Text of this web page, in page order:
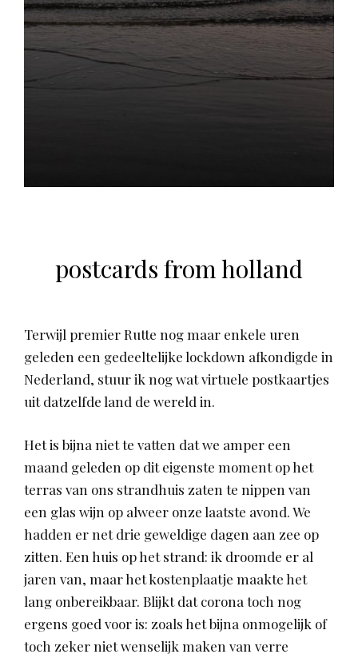
postcards from holland
Terwijl premier Rutte nog maar enkele uren
geleden een gedeeltelijke lockdown afkondigde in
Nederland, stuur ik nog wat virtuele postkaartjes
uit datzelfde land de wereld in.
Het is bijna niet te vatten dat we amper een
maand geleden op dit eigenste moment op het
terras van ons strandhuis zaten te nippen van
een glas wijn op alweer onze laatste avond. We
hadden er net drie geweldige dagen aan zee op
zitten. Een huis op het strand: ik droomde er al
jaren van, maar het kostenplaatje maakte het
lang onbereikbaar. Blijkt dat corona toch nog
ergens goed voor is: zoals het bijna onmogelijk of
toch zeker niet wenselijk maken van verre